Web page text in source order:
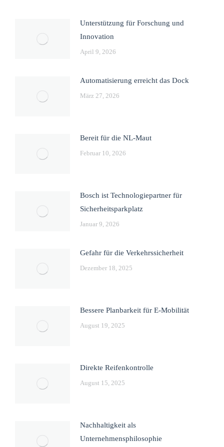
Unterstützung für Forschung und
Innovation
April 9, 2026
Automatisierung erreicht das Dock
März 27, 2026
Bereit für die NL-Maut
Februar 10, 2026
Bosch ist Technologiepartner für
Sicherheitsparkplatz
Januar 9, 2026
Gefahr für die Verkehrssicherheit
Dezember 18, 2025
Bessere Planbarkeit für E-Mobilität
August 19, 2025
Direkte Reifenkontrolle
August 15, 2025
Nachhaltigkeit als
Unternehmensphilosophie